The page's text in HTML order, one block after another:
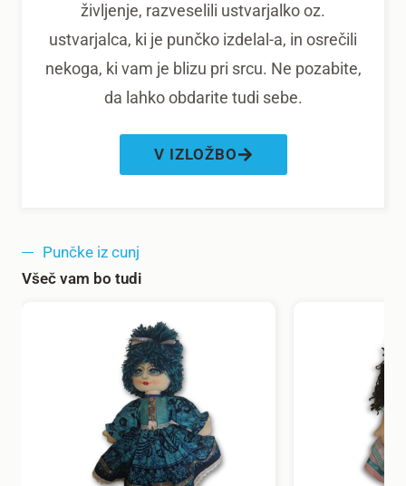
življenje, razveselili ustvarjalko oz.
ustvarjalca, ki je punčko izdelal-a, in osrečili
nekoga, ki vam je blizu pri srcu. Ne pozabite,
da lahko obdarite tudi sebe.
V IZLOŽBO
Punčke iz cunj
Všeč vam bo tudi